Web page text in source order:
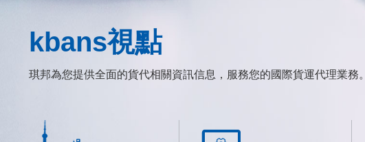
kbans視點
琪邦為您提供全面的貨代相關資訊信息，服務您的國際貨運代理業務。